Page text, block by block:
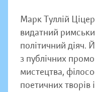
Марк Туллій
видатний
політичний діяч.
з публічних
мистецтва,
поетичних творів